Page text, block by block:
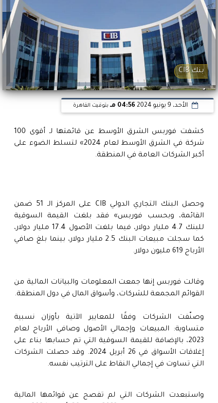
بنك CIB
الأحد، 9 يونيو 2024 04:56 مـ بتوقيت القاهرة
كشفت فوربس الشرق الأوسط عن قائمتها لـ أقوى 100
شركة في الشرق الأوسط لعام 2024» لتسلط الضوء على
أكبر الشركات العامة في المنطقة.
وحصل البنك التجاري الدولي CIB على المركز الـ 51 ضمن
القائمة، وبحسب فوربس» فقد بلغت القيمة السوقية
للبنك 4.7 مليار دولار، فيما بلغت الأصول 17.4 مليار دولار،
كما سجلت مبيعات البنك 2.5 مليار دولار، بينما بلغ صافي
الأرباح 619 مليون دولار.
وقالت فوربس إنها جمعت المعلومات والبيانات المالية من
القوائم المجمعة للشركات، وأسواق المال في دول المنطقة.
وصنّفت الشركات وفقًا للمعايير الآتية بأوزان نسبية
متساوية: المبيعات وإجمالي الأصول وصافي الأرباح لعام
2023، بالإضافة للقيمة السوقية التي تم حسابها بناء على
إغلاقات الأسواق في 26 أبريل 2024. وقد حصلت الشركات
التي تساوت في إجمالي النقاط على الترتيب نفسه.
واستبعدت الشركات التي لم تفصح عن قوائمها المالية